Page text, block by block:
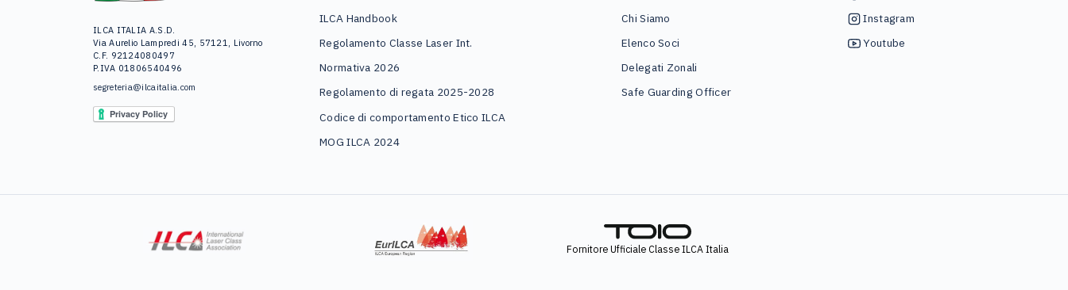
ILCA ITALIA A.S.D.
Via Aurelio Lampredi 45, 57121, Livorno
C.F. 92124080497
P.IVA 01806540496
segreteria@ilcaitalia.com
ILCA Handbook
Regolamento Classe Laser Int.
Normativa 2026
Regolamento di regata 2025-2028
Codice di comportamento Etico ILCA
MOG ILCA 2024
Chi Siamo
Elenco Soci
Delegati Zonali
Safe Guarding Officer
Instagram
Youtube
Fornitore Ufficiale Classe ILCA Italia